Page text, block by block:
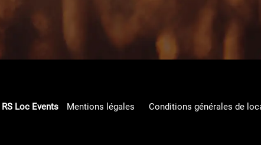
RS Loc Events Mentions légales Conditions générales de